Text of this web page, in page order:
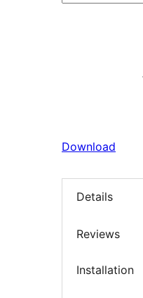
Download
Details
Reviews
Installation